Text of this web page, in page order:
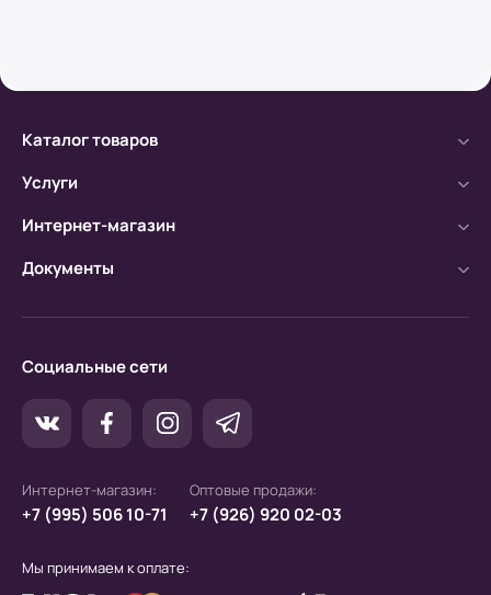
версии чека)
Безналичный расчет
а) Оплата производится с помощью мобильного
банка.
б) Оплата производится по расчетному счету.
Каталог товаров
Услуги
Интернет-магазин
Документы
Социальные сети
Интернет-магазин:
+7 (995) 506 10-71
Оптовые продажи:
+7 (926) 920 02-03
Мы принимаем к оплате: